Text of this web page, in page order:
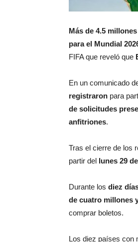
Más de 4.5
para el Mundial
FIFA que reveló que
En un comunicado
registraron para
de solicitudes
anfitriones.
Tras el cierre de los
partir del lunes 29
Durante los diez
de cuatro millones
comprar boletos.
Los diez países con